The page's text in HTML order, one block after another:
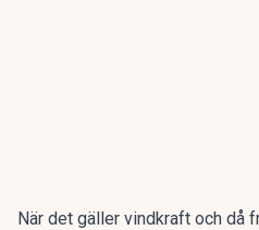
När det gäller vindkraft och då